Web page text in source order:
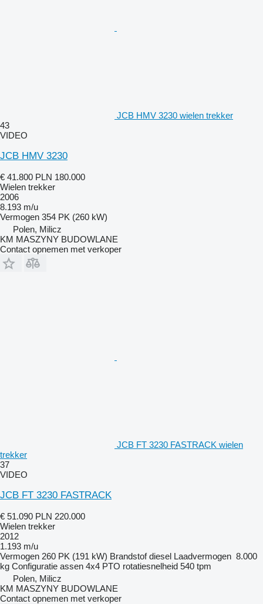
JCB HMV 3230 wielen trekker
43
VIDEO
JCB HMV 3230
€ 41.800 PLN 180.000
Wielen trekker
2006
8.193 m/u
Vermogen 354 PK (260 kW)
Polen, Milicz
KM MASZYNY BUDOWLANE
Contact opnemen met verkoper
JCB FT 3230 FASTRACK wielen
trekker
37
VIDEO
JCB FT 3230 FASTRACK
€ 51.090 PLN 220.000
Wielen trekker
2012
1.193 m/u
Vermogen 260 PK (191 kW) Brandstof diesel Laadvermogen 8.000
kg Configuratie assen 4x4 PTO rotatiesnelheid 540 tpm
Polen, Milicz
KM MASZYNY BUDOWLANE
Contact opnemen met verkoper